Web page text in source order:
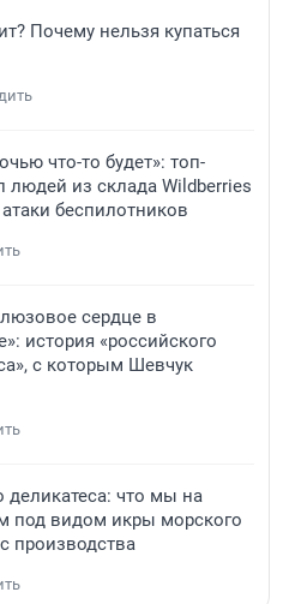
Почему нельзя купаться
что-то будет»: топ-
из склада Wildberries
беспилотников
сердце в
история «российского
с которым Шевчук
деликатеса: что мы на
под видом икры морского
производства